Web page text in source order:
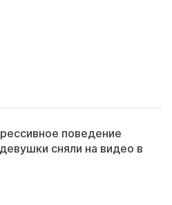
поведение
сняли на видео в